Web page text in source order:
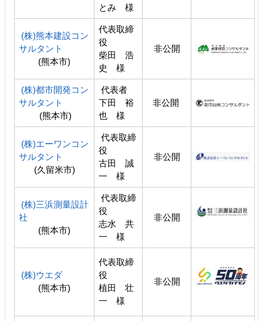
とみ 様
(株)熊本建設コン
サルタント
(熊本市)
代表取締
役
柴田 浩
史 様
非公開
(株)都市開発コン
サルタント
(熊本市)
代表者
下田 裕
也 様
非公開
(株)エーワンコン
サルタント
(久留米市)
代表取締
役
古田 誠
一 様
非公開
(株)三浜測量設計
社
(熊本市)
代表取締
役
志水 共
一 様
非公開
(株)ウエダ
(熊本市)
代表取締
役
植田 壮
一 様
非公開